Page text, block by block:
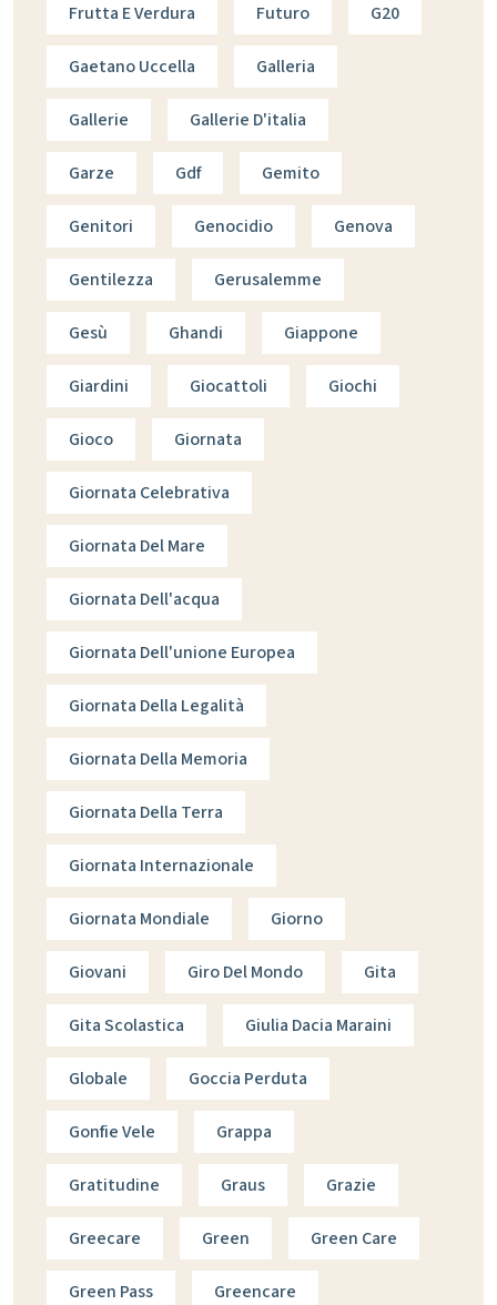
Frutta E Verdura Futuro G20
Gaetano Uccella Galleria
Gallerie Gallerie D'italia
Garze Gdf Gemito
Genitori Genocidio Genova
Gentilezza Gerusalemme
Gesù Ghandi Giappone
Giardini Giocattoli Giochi
Gioco Giornata
Giornata Celebrativa
Giornata Del Mare
Giornata Dell'acqua
Giornata Dell'unione Europea
Giornata Della Legalità
Giornata Della Memoria
Giornata Della Terra
Giornata Internazionale
Giornata Mondiale Giorno
Giovani Giro Del Mondo Gita
Gita Scolastica Giulia Dacia Maraini
Globale Goccia Perduta
Gonfie Vele Grappa
Gratitudine Graus Grazie
Greecare Green Green Care
Green Pass Greencare